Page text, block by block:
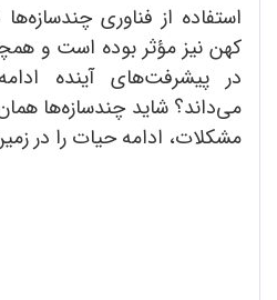
استفاده از فناوری
کهن نیز مؤثر بوده است و
در پیشرفت‌های آینده
می‌داند؟ شاید چندسازه‌ها
مشکلات، ادامه حیات را در